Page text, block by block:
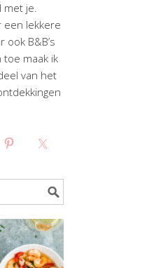
met je.
een lekkere
ook B&B’s
toe maak ik
van het